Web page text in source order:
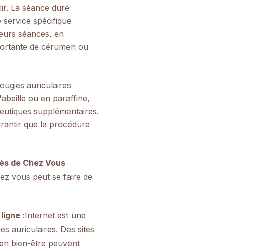
La séance dure
spécifique
séances, en
de cérumen ou
auriculaires
ou en paraffine,
supplémentaires.
que la procédure
de Chez Vous
vous peut se faire de
:Internet est une
auriculaires. Des sites
bien-être peuvent